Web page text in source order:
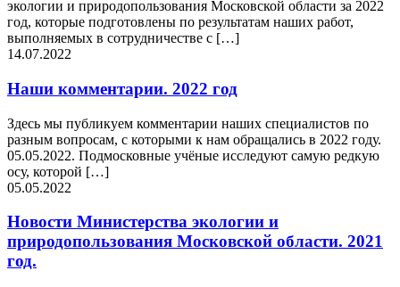
экологии и природопользования Московской области за 2022
год, которые подготовлены по результатам наших работ,
выполняемых в сотрудничестве с […]
14.07.2022
Наши комментарии. 2022 год
Здесь мы публикуем комментарии наших специалистов по
разным вопросам, с которыми к нам обращались в 2022 году.
05.05.2022. Подмосковные учёные исследуют самую редкую
осу, которой […]
05.05.2022
Новости Министерства экологии и
природопользования Московской области. 2021
год.